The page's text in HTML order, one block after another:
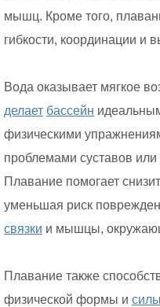
мышц. Кроме того,
гибкости, координации и
Вода оказывает мягкое
делает бассейн
физическими
проблемами суставов
Плавание помогает
уменьшая риск
связки и мышцы,
Плавание также
физической формы и